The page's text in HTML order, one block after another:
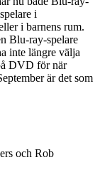
i
i barnens rum.
Blu-ray-spelare
inte längre välja
DVD för när
är det som
och Rob